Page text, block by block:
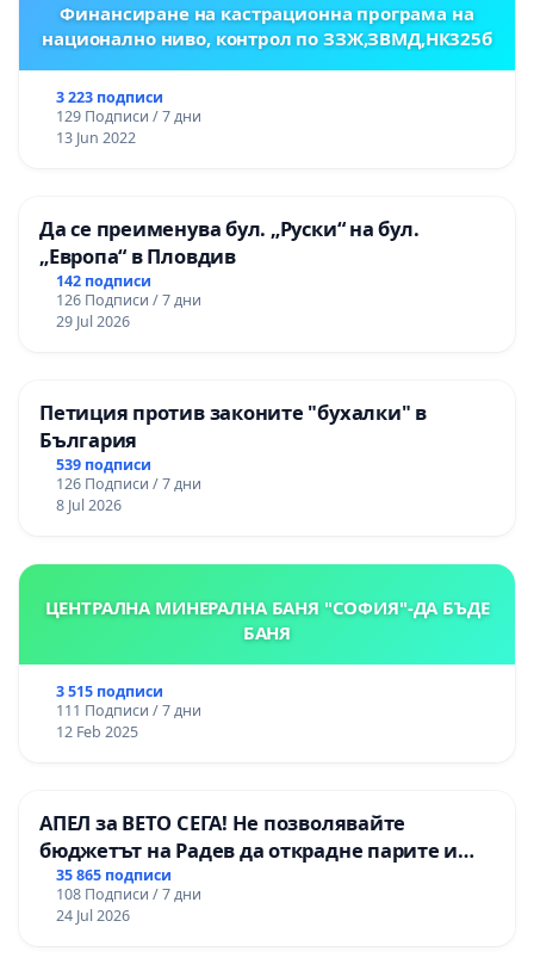
Финансиране на кастрационна програма на
национално ниво, контрол по ЗЗЖ,ЗВМД,НК325б
3 223 подписи
129 Подписи / 7 дни
13 Jun 2022
Да се преименува бул. „Руски“ на бул.
„Европа“ в Пловдив
142 подписи
126 Подписи / 7 дни
29 Jul 2026
Петиция против законите "бухалки" в
България
539 подписи
126 Подписи / 7 дни
8 Jul 2026
ЦЕНТРАЛНА МИНЕРАЛНА БАНЯ "СОФИЯ"-ДА БЪДЕ
БАНЯ
3 515 подписи
111 Подписи / 7 дни
12 Feb 2025
АПЕЛ за ВЕТО СЕГА! Не позволявайте
бюджетът на Радев да открадне парите и
правата ни в тъмното
35 865 подписи
108 Подписи / 7 дни
24 Jul 2026